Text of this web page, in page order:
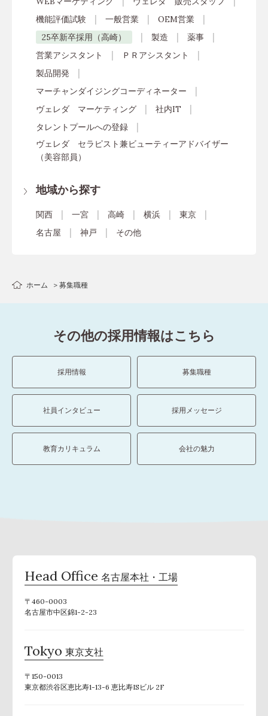
機能評価試験
一般営業
OEM営業
25卒新卒採用（高崎）
製造
薬事
営業アシスタント
ＰＲアシスタント
製品開発
マーチャンダイジングコーディネーター
ヴェレダ マーケティング
社内IT
タレントプールへの登録
ヴェレダ セラピスト兼ビューティーアドバイザー
（美容部員）
地域から探す
関西 一宮 高崎 横浜
東京
名古屋
神戸 その他
ホーム 募集職種
その他の採用情報はこちら
採用情報 募集職種
社員インタビュー 採用メッセージ
教育カリキュラム 会社の魅力
Head Office 名古屋本社・工場
〒460-0003
名古屋市中区錦1-2-23
Tokyo 東京支社
〒150-0013
東京都渋谷区恵比寿1-13-6 恵比寿ISビル 2F